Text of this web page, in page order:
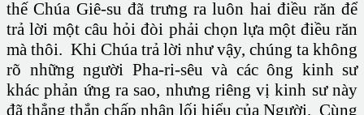
thế Chúa Giê-su đã trưng ra luôn hai điều răn để
trả lời một câu hỏi đòi phải chọn lựa một điều răn
mà thôi. Khi Chúa trả lời như vậy, chúng ta không
rõ những người Pha-ri-sêu và các ông kinh sư
khác phản ứng ra sao, nhưng riêng vị kinh sư này
đã thẳng thắn chấp nhận lối hiểu của Người. Cùng